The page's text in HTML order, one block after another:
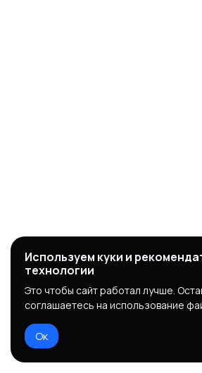
Используем куки и
технологии
Это чтобы сайт работал лучше.
соглашаетесь на использование
Ок